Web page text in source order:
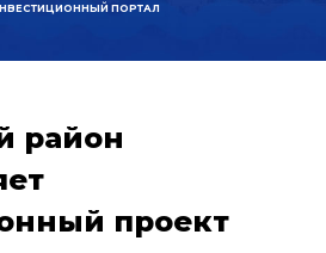
ПОРТАЛ
район
проект